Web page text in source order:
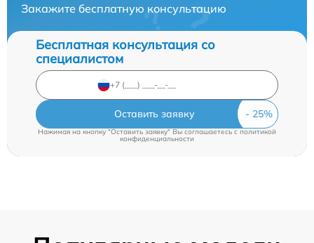
Закажите бесплатную консультацию
Бесплатная консультация со
специалистом
Оставить заявку
Нажимая на кнопку "Оставить заявку" Вы соглашаетесь cполитикой
конфиденциальности